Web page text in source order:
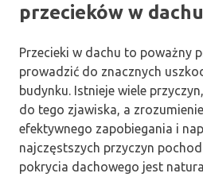
przecieków w
Przecieki w dachu to poważny
prowadzić do znacznych
budynku. Istnieje wiele
do tego zjawiska, a
efektywnego zapobiegania i
najczęstszych przyczyn
pokrycia dachowego jest